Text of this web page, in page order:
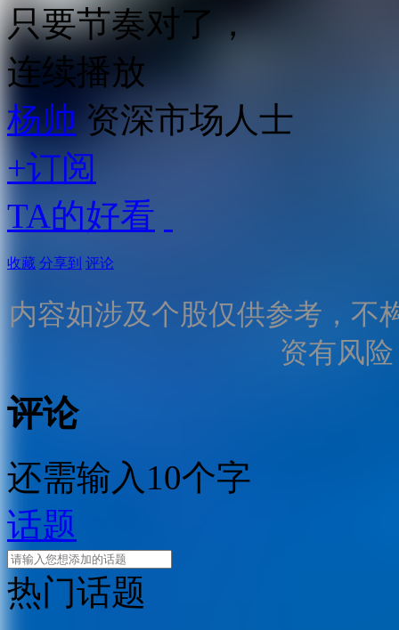
只要节奏对了，
连续播放
杨帅 资深市场人士
+订阅
TA的好看
收藏 分享到 评论
内容如涉及个股仅供参考，不
资有风
评论
还需输入10个字
话题
热门话题